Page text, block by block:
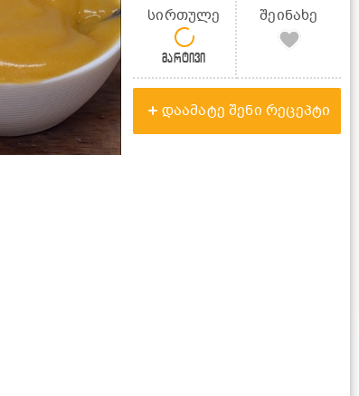
სირთულე
მარტივი
შეინახე
დაამატე შენი რეცეპტი